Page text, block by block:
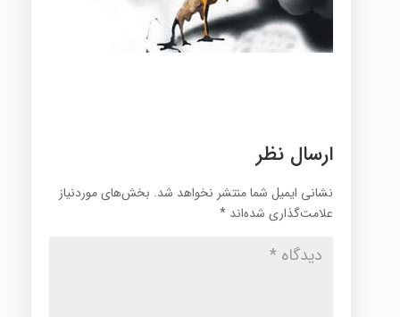
ارسال نظر
نشانی ایمیل شما منتشر نخواهد شد. بخش‌های موردنیاز
علامت‌گذاری شده‌اند *